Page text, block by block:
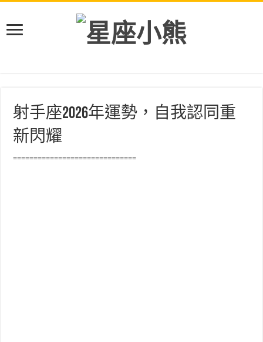
射手座2026年運勢，自我認同重
新閃耀
==============================